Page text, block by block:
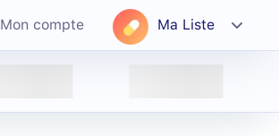
Mon compte Ma Liste